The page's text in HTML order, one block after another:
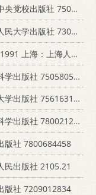
校出版社 7503508701
学出版社 7300015352
1991 上海：上海人民出版社 7208011222
出版社 7505805207
出版社 7561631944
出版社 7800212610
版社 7800684458
民出版社 2105.21
版社 7209012834